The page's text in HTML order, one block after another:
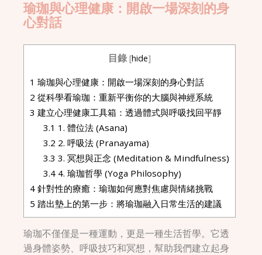
瑜珈與心理健康：開啟一場深刻的身
心對話
目錄 [hide]
1 瑜珈與心理健康：開啟一場深刻的身心對話
2 從科學看瑜珈：重新平衡你的大腦與神經系統
3 建立心理健康工具箱：透過體式與呼吸找回平靜
3.1 1. 體位法 (Asana)
3.2 2. 呼吸法 (Pranayama)
3.3 3. 冥想與正念 (Meditation & Mindfulness)
3.4 4. 瑜珈哲學 (Yoga Philosophy)
4 針對性的療癒：瑜珈如何應對焦慮與情緒挑戰
5 踏出墊上的第一步：將瑜珈融入日常生活的建議
瑜珈不僅僅是一種運動，更是一種生活哲學。它透
過身體姿勢、呼吸技巧和冥想，幫助我們建立起身